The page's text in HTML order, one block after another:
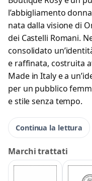
l’abbigliamento
nata dalla visione di
dei Castelli Romani.
consolidato
e raffinata, costruita
Made in Italy e a
per un pubblico
e stile senza tempo.
Continua la lettura
Marchi trattati